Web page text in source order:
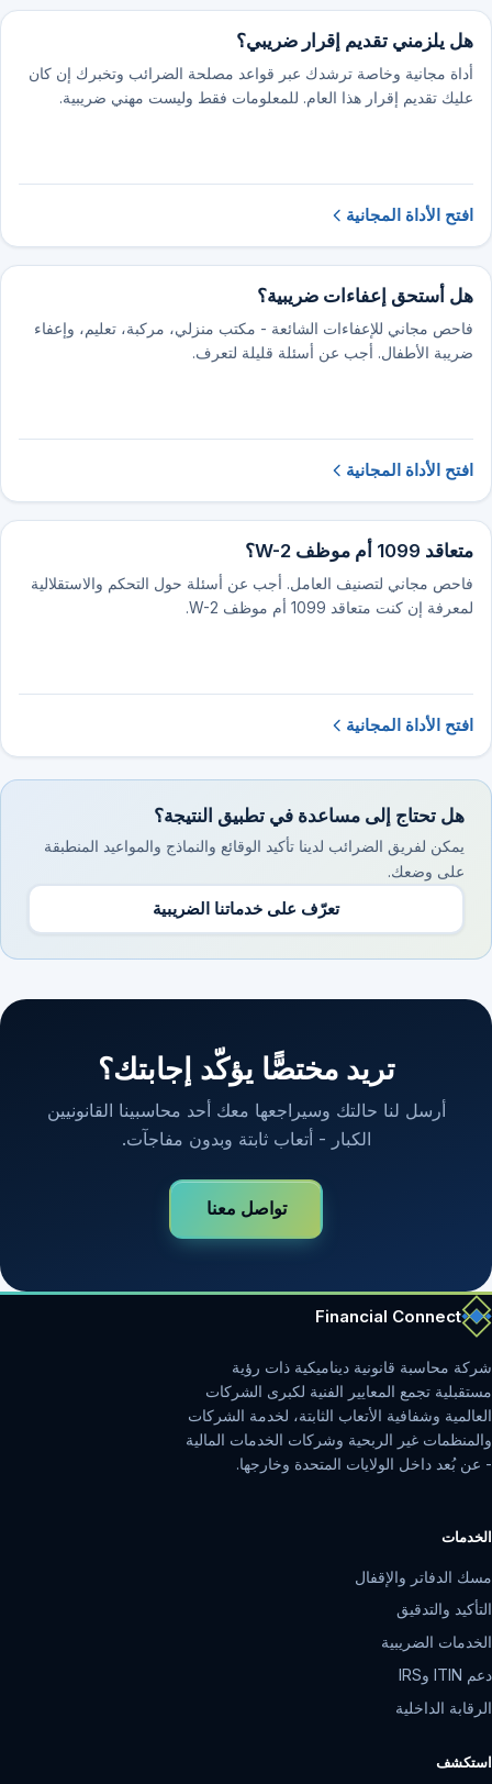
هل يلزمني تقديم إقرار ضريبي؟
أداة مجانية وخاصة ترشدك عبر قواعد مصلحة الضرائب وتخبرك إن كان
عليك تقديم إقرار هذا العام. للمعلومات فقط وليست مهني ضريبية.
افتح الأداة المجانية
هل أستحق إعفاءات ضريبية؟
فاحص مجاني للإعفاءات الشائعة - مكتب منزلي، مركبة، تعليم، وإعفاء
ضريبة الأطفال. أجب عن أسئلة قليلة لتعرف.
افتح الأداة المجانية
متعاقد 1099 أم موظف W-2؟
فاحص مجاني لتصنيف العامل. أجب عن أسئلة حول التحكم والاستقلالية
لمعرفة إن كنت متعاقد 1099 أم موظف W-2.
افتح الأداة المجانية
هل تحتاج إلى مساعدة في تطبيق النتيجة؟
يمكن لفريق الضرائب لدينا تأكيد الوقائع والنماذج والمواعيد المنطبقة
على وضعك.
تعرّف على خدماتنا الضريبية
تريد مختصًّا يؤكّد إجابتك؟
أرسل لنا حالتك وسيراجعها معك أحد محاسبينا القانونيين
الكبار - أتعاب ثابتة وبدون مفاجآت.
تواصل معنا
Financial Connect
شركة محاسبة قانونية ديناميكية ذات رؤية
مستقبلية تجمع المعايير الفنية لكبرى الشركات
العالمية وشفافية الأتعاب الثابتة، لخدمة الشركات
والمنظمات غير الربحية وشركات الخدمات المالية
- عن بُعد داخل الولايات المتحدة وخارجها.
الخدمات
مسك الدفاتر والإقفال
التأكيد والتدقيق
الخدمات الضريبية
دعم ITIN وIRS
الرقابة الداخلية
استكشف